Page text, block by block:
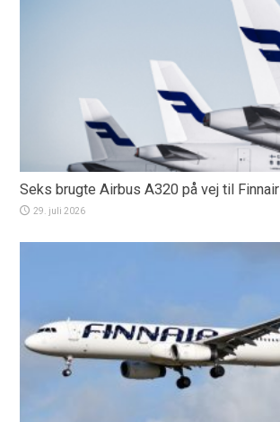
Seks brugte Airbus A320 på vej til Finnair
29. juli 2026